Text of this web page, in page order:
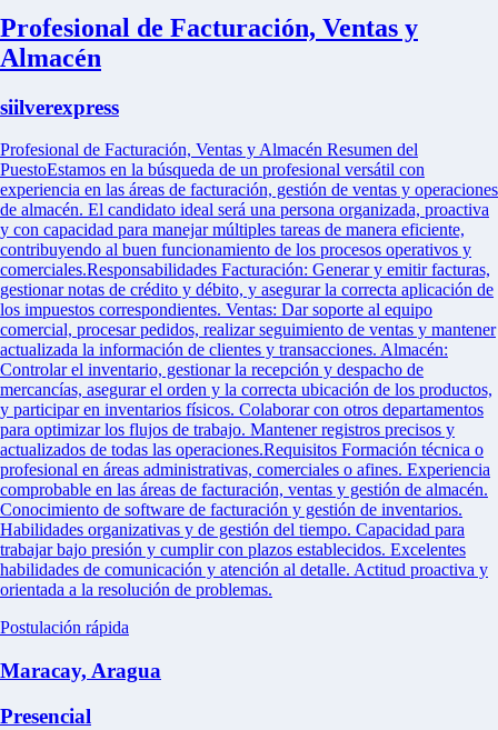
Profesional de Facturación, Ventas y
Almacén
siilverexpress
Profesional de Facturación, Ventas y Almacén Resumen del
PuestoEstamos en la búsqueda de un profesional versátil con
experiencia en las áreas de facturación, gestión de ventas y operaciones
de almacén. El candidato ideal será una persona organizada, proactiva
y con capacidad para manejar múltiples tareas de manera eficiente,
contribuyendo al buen funcionamiento de los procesos operativos y
comerciales.Responsabilidades Facturación: Generar y emitir facturas,
gestionar notas de crédito y débito, y asegurar la correcta aplicación de
los impuestos correspondientes. Ventas: Dar soporte al equipo
comercial, procesar pedidos, realizar seguimiento de ventas y mantener
actualizada la información de clientes y transacciones. Almacén:
Controlar el inventario, gestionar la recepción y despacho de
mercancías, asegurar el orden y la correcta ubicación de los productos,
y participar en inventarios físicos. Colaborar con otros departamentos
para optimizar los flujos de trabajo. Mantener registros precisos y
actualizados de todas las operaciones.Requisitos Formación técnica o
profesional en áreas administrativas, comerciales o afines. Experiencia
comprobable en las áreas de facturación, ventas y gestión de almacén.
Conocimiento de software de facturación y gestión de inventarios.
Habilidades organizativas y de gestión del tiempo. Capacidad para
trabajar bajo presión y cumplir con plazos establecidos. Excelentes
habilidades de comunicación y atención al detalle. Actitud proactiva y
orientada a la resolución de problemas.
Postulación rápida
Maracay, Aragua
Presencial